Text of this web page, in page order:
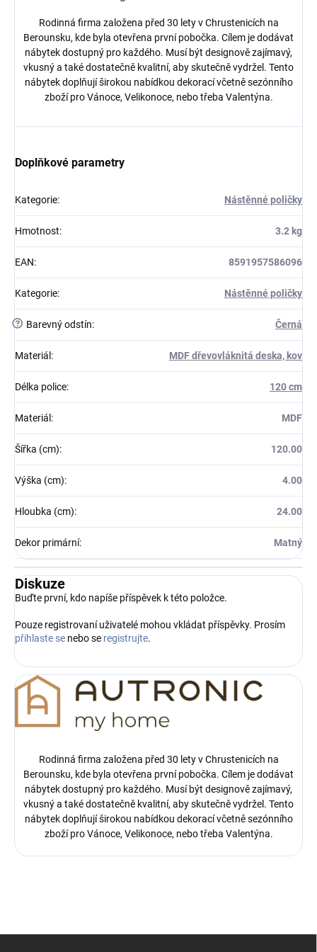
Rodinná firma založena před 30 lety v Chrustenicích na
Berounsku, kde byla otevřena první pobočka. Cílem je dodávat
nábytek dostupný pro každého. Musí být designově zajímavý,
vkusný a také dostatečně kvalitní, aby skutečně vydržel. Tento
nábytek doplňují širokou nabídkou dekorací včetně sezónního
zboží pro Vánoce, Velikonoce, nebo třeba Valentýna.
Doplňkové parametry
Kategorie: Nástěnné poličky
Hmotnost: 3.2 kg
EAN: 8591957586096
Kategorie: Nástěnné poličky
? Barevný odstín: Černá
Materiál : MDF dřevovláknitá deska, kov
Délka police: 120 cm
Materiál : MDF
Šířka (cm): 120.00
Výška (cm): 4.00
Hloubka (cm): 24.00
Dekor primární: Matný
Diskuze
Buďte první, kdo napíše příspěvek k této položce.
Pouze registrovaní uživatelé mohou vkládat příspěvky. Prosím
přihlaste se nebo se registrujte.
Rodinná firma založena před 30 lety v Chrustenicích na
Berounsku, kde byla otevřena první pobočka. Cílem je dodávat
nábytek dostupný pro každého. Musí být designově zajímavý,
vkusný a také dostatečně kvalitní, aby skutečně vydržel. Tento
nábytek doplňují širokou nabídkou dekorací včetně sezónního
zboží pro Vánoce, Velikonoce, nebo třeba Valentýna.